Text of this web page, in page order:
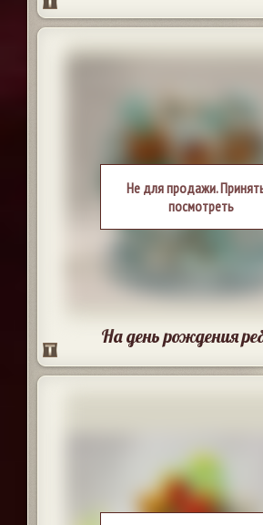
Не для продажи.
посмотреть
На день рождения